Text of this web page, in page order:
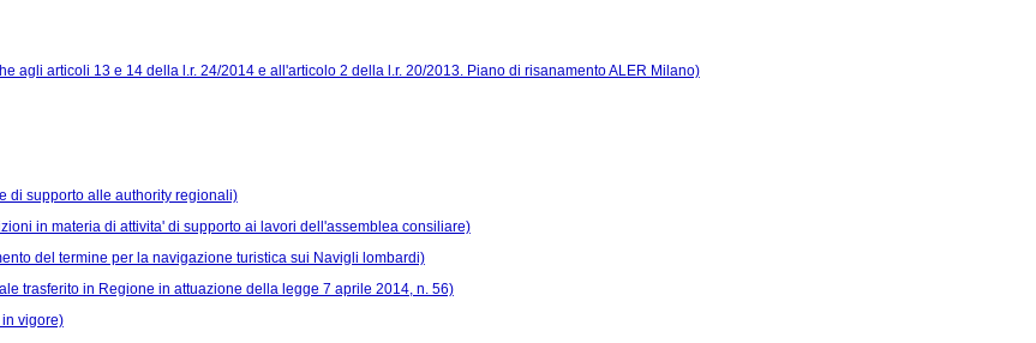
agli articoli 13 e 14 della l.r. 24/2014 e all'articolo 2 della l.r. 20/2013. Piano di risanamento ALER Milano)
di supporto alle authority regionali)
in materia di attivita' di supporto ai lavori dell'assemblea consiliare)
del termine per la navigazione turistica sui Navigli lombardi)
trasferito in Regione in attuazione della legge 7 aprile 2014, n. 56)
vigore)